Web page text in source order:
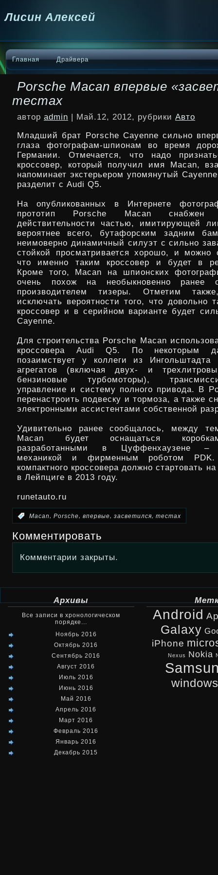
Лисин Алексей
Главная Драйвера
Porsche Macan впервые
тестах
автор admin | Май.12, 2012, рубрики Авто
Младший брат Porsche Cayenne сильно
глаза фотографам-шпионам во время
Германии. Отмечается, что надо
кроссовер, который получил имя Macan,
напоминает экстерьером упомянутый
разделит с Audi Q5.
На опубликованных в Интернете
прототип Porsche Macan
действительности частью, имитирующей
вероятнее всего, бутафорским задним
неимоверно динамичный силуэт с сильно
стойкой просматривается хорошо, и можно
что именно таким кроссовер и будет в
Кроме того, Macan на шпионских
очень похож на необыкновенно ранее
производителем тизеры. Отметим
исключать вероятности того, что довольно
кроссовер и в серийном варианте будет
Cayenne.
Для строительства Porsche Macan
кроссовера Audi Q5. По некоторым
позаимствует у коллеги из Ингольштадта
агрегатов (включая двух- и
бензиновые турбомоторы),
управление и систему полного привода. В
перенастроить подвеску и тормоза, а также
электронными ассистентами собственной
Удивительно ранее сообщалось, между
Macan будет оснащаться
разработанными в Цуффенхаузене –
механикой и фирменным роботом PDK.
компактного кроссовера должно стартовать
в Лейпциге в 2013 году.
runetauto.ru
Macan, Porsche, впервые, засветился, тестах
Комментировать
Комментарии закрыты.
Архивы
Все записи в хронологическом
порядке...
Ноябрь 2016
Октябрь 2016
Сентябрь 2016
Август 2016
Июль 2016
Июнь 2016
Май 2016
Апрель 2016
Март 2016
Февраль 2016
Январь 2016
Декабрь 2015
Android
Galaxy
iPhone
Nexus Nokia
windows